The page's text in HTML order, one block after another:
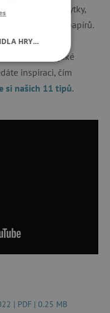
inkousty, třpytky,
zbytky balících papírů.
vejdou všelijaké
inspiraci, čím
si našich 11 tipů.
| PDF | 0.25 MB
HRY…